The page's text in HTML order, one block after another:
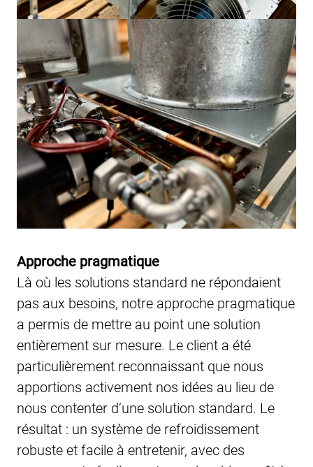
Approche pragmatique
Là où les solutions standard ne répondaient
pas aux besoins, notre approche pragmatique
a permis de mettre au point une solution
entièrement sur mesure. Le client a été
particulièrement reconnaissant que nous
apportions activement nos idées au lieu de
nous contenter d’une solution standard. Le
résultat : un système de refroidissement
robuste et facile à entretenir, avec des